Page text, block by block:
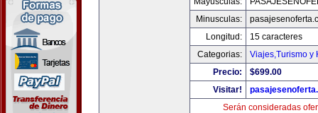
Minusculas:
Longitud:
15 caracteres
Categorias:
Viajes,Turismo y
Precio:
$699.00
Visitar!
Serán consideradas